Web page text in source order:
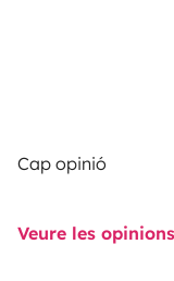
Cap opinió
Veure les